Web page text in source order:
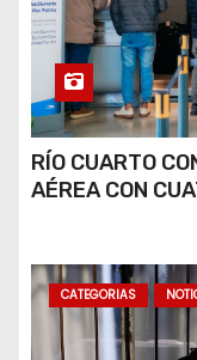
RÍO CUARTO
AÉREA CON
CATEGORIAS